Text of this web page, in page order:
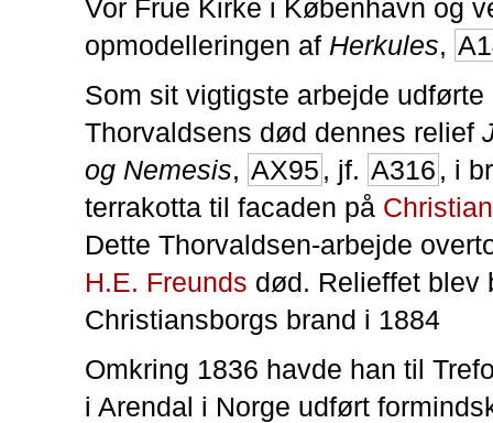
Vor Frue Kirke i København og
opmodelleringen af Herkules,
Som sit vigtigste arbejde udførte
Thorvaldsens død dennes relief
og Nemesis, AX95 , jf. A316 , i
terrakotta til facaden på
Dette Thorvaldsen-arbejde
H.E. Freunds død. Relieffet blev
Christiansborgs brand i 1884
Omkring 1836 havde han til
i Arendal i Norge udført